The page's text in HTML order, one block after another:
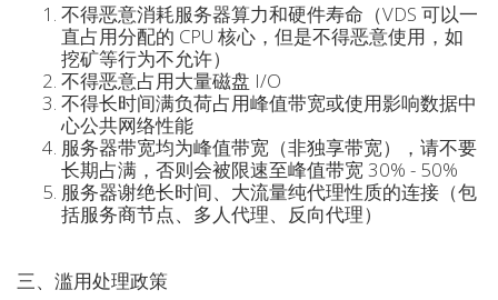
不得恶意消耗服务器算力和硬件寿命（VDS 可以一
直占用分配的 CPU 核心，但是不得恶意使用，如
挖矿等行为不允许）
不得恶意占用大量磁盘 I/O
不得长时间满负荷占用峰值带宽或使用影响数据中
心公共网络性能
服务器带宽均为峰值带宽（非独享带宽），请不要
长期占满，否则会被限速至峰值带宽 30% - 50%
服务器谢绝长时间、大流量纯代理性质的连接（包
括服务商节点、多人代理、反向代理）
三、滥用处理政策